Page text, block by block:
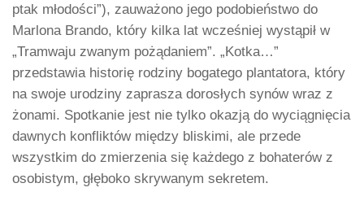
ptak młodości”), zauważono jego podobieństwo do
Marlona Brando, który kilka lat wcześniej wystąpił w
„Tramwaju zwanym pożądaniem”. „Kotka…”
przedstawia historię rodziny bogatego plantatora, który
na swoje urodziny zaprasza dorosłych synów wraz z
żonami. Spotkanie jest nie tylko okazją do wyciągnięcia
dawnych konfliktów między bliskimi, ale przede
wszystkim do zmierzenia się każdego z bohaterów z
osobistym, głęboko skrywanym sekretem.